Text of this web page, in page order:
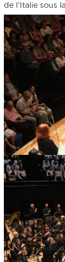
de l’Italie sous